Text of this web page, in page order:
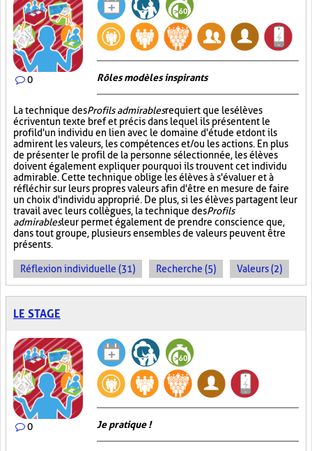
0 Rôles modèles inspirants
La technique desProfils admirablesrequiert que les élèves
écrivent un texte bref et précis dans lequel ils présentent le
profil d'un individu en lien avec le domaine d'étude et dont ils
admirent les valeurs, les compétences et/ou les actions. En plus
de présenter le profil de la personne sélectionnée, les élèves
doivent également expliquer pourquoi ils trouvent cet individu
admirable. Cette technique oblige les élèves à s'évaluer et à
réfléchir sur leurs propres valeurs afin d'être en mesure de faire
un choix d'individu approprié. De plus, si les élèves partagent leur
travail avec leurs collègues, la technique desProfils
admirablesleur permet également de prendre conscience que,
dans tout groupe, plusieurs ensembles de valeurs peuvent être
présents.
Réflexion individuelle (31) Recherche (5) Valeurs (2)
LE STAGE
0 Je pratique !